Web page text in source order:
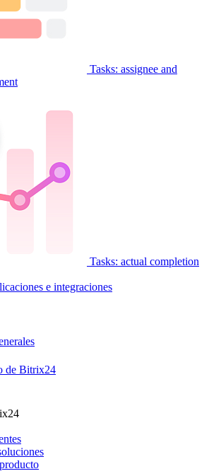
Tasks: assignee and
Tasks: actual completion
e integraciones
de Bitrix24